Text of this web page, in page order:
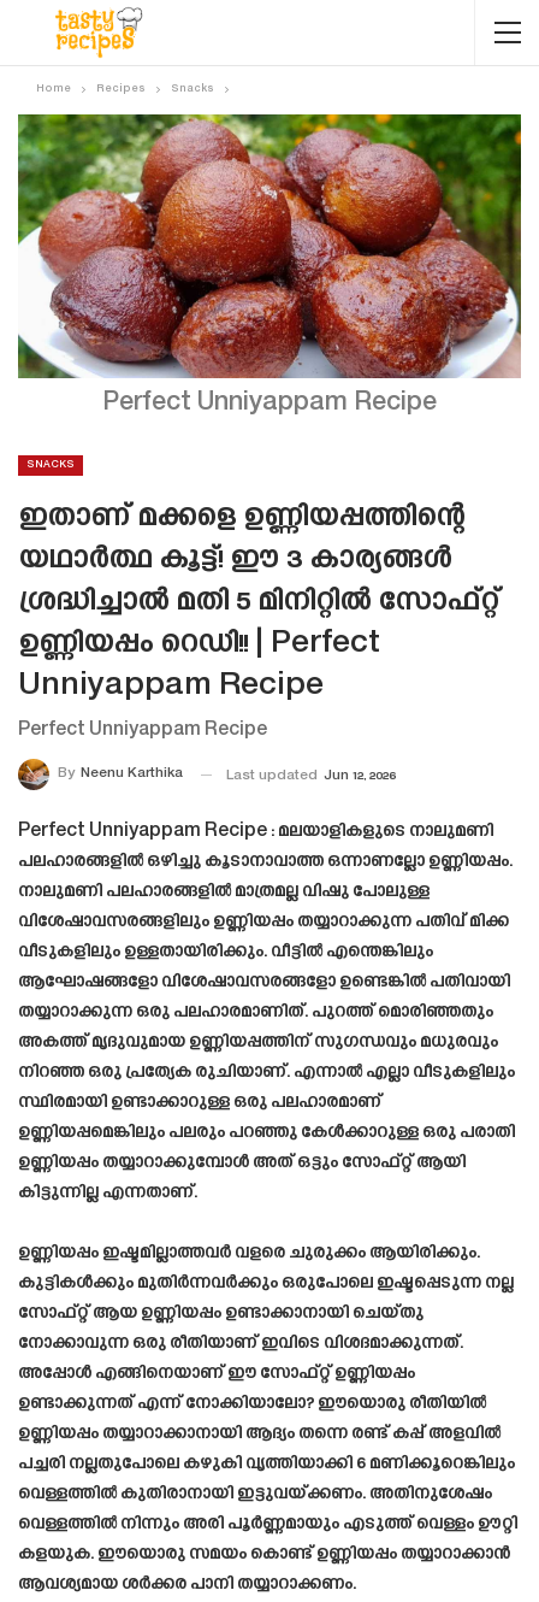
Home Recipes Snacks
Perfect Unniyappam Recipe
SNACKS
ഇതാണ് മക്കളെ ഉണ്ണിയപ്പത്തിന്റെ
യഥാർത്ഥ കൂട്ട്! ഈ 3 കാര്യങ്ങൾ
ശ്രദ്ധിച്ചാൽ മതി 5 മിനിറ്റിൽ സോഫ്റ്റ്
ഉണ്ണിയപ്പം റെഡി!! | Perfect
Unniyappam Recipe
Perfect Unniyappam Recipe
By Neenu Karthika Last updated Jun 12, 2026
Perfect Unniyappam Recipe : മലയാളികളുടെ നാലുമണി
പലഹാരങ്ങളിൽ ഒഴിച്ചു കൂടാനാവാത്ത ഒന്നാണല്ലോ ഉണ്ണിയപ്പം.
നാലുമണി പലഹാരങ്ങളിൽ മാത്രമല്ല വിഷു പോലുള്ള
വിശേഷാവസരങ്ങളിലും ഉണ്ണിയപ്പം തയ്യാറാക്കുന്ന പതിവ് മിക്ക
വീടുകളിലും ഉള്ളതായിരിക്കും. വീട്ടിൽ എന്തെങ്കിലും
ആഘോഷങ്ങളോ വിശേഷാവസരങ്ങളോ ഉണ്ടെങ്കിൽ പതിവായി
തയ്യാറാക്കുന്ന ഒരു പലഹാരമാണിത്. പുറത്ത് മൊരിഞ്ഞതും
അകത്ത് മൃദുവുമായ ഉണ്ണിയപ്പത്തിന് സുഗന്ധവും മധുരവും
നിറഞ്ഞ ഒരു പ്രത്യേക രുചിയാണ്. എന്നാൽ എല്ലാ വീടുകളിലും
സ്ഥിരമായി ഉണ്ടാക്കാറുള്ള ഒരു പലഹാരമാണ്
ഉണ്ണിയപ്പമെങ്കിലും പലരും പറഞ്ഞു കേൾക്കാറുള്ള ഒരു പരാതി
ഉണ്ണിയപ്പം തയ്യാറാക്കുമ്പോൾ അത് ഒട്ടും സോഫ്റ്റ് ആയി
കിട്ടുന്നില്ല എന്നതാണ്.
ഉണ്ണിയപ്പം ഇഷ്ടമില്ലാത്തവർ വളരെ ചുരുക്കം ആയിരിക്കും.
കുട്ടികൾക്കും മുതിർന്നവർക്കും ഒരുപോലെ ഇഷ്ടപ്പെടുന്ന നല്ല
സോഫ്റ്റ് ആയ ഉണ്ണിയപ്പം ഉണ്ടാക്കാനായി ചെയ്തു
നോക്കാവുന്ന ഒരു രീതിയാണ് ഇവിടെ വിശദമാക്കുന്നത്.
അപ്പോൾ എങ്ങിനെയാണ് ഈ സോഫ്‌റ്റ്‌ ഉണ്ണിയപ്പം
ഉണ്ടാക്കുന്നത് എന്ന് നോക്കിയാലോ? ഈയൊരു രീതിയിൽ
ഉണ്ണിയപ്പം തയ്യാറാക്കാനായി ആദ്യം തന്നെ രണ്ട് കപ്പ് അളവിൽ
പച്ചരി നല്ലതുപോലെ കഴുകി വൃത്തിയാക്കി 6 മണിക്കൂറെങ്കിലും
വെള്ളത്തിൽ കുതിരാനായി ഇട്ടുവയ്ക്കണം. അതിനുശേഷം
വെള്ളത്തിൽ നിന്നും അരി പൂർണ്ണമായും എടുത്ത് വെള്ളം ഊറ്റി
കളയുക. ഈയൊരു സമയം കൊണ്ട് ഉണ്ണിയപ്പം തയ്യാറാക്കാൻ
ആവശ്യമായ ശർക്കര പാനി തയ്യാറാക്കണം.